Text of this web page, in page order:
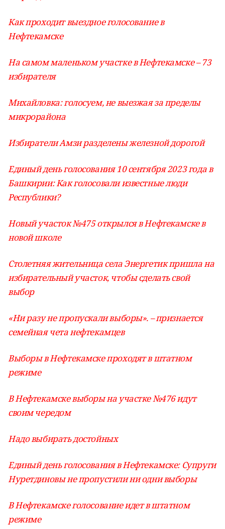
Как проходит выездное голосование в
Нефтекамске
На самом маленьком участке в Нефтекамске – 73
избирателя
Михайловка: голосуем, не выезжая за пределы
микрорайона
Избиратели Амзи разделены железной дорогой
Единый день голосования 10 сентября 2023 года в
Башкирии: Как голосовали известные люди
Республики?
Новый участок №475 открылся в Нефтекамске в
новой школе
Столетняя жительница села Энергетик пришла на
избирательный участок, чтобы сделать свой
выбор
«Ни разу не пропускали выборы». – признается
семейная чета нефтекамцев
Выборы в Нефтекамске проходят в штатном
режиме
В Нефтекамске выборы на участке №476 идут
своим чередом
Надо выбирать достойных
Единый день голосования в Нефтекамске: Супруги
Нуретдиновы не пропустили ни одни выборы
В Нефтекамске голосование идет в штатном
режиме